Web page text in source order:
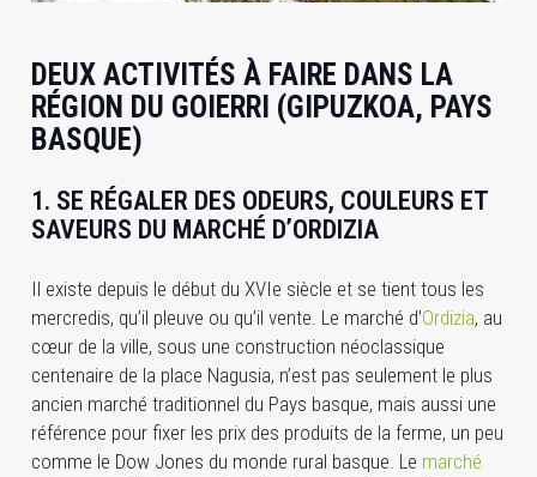
DEUX ACTIVITÉS À FAIRE DANS LA
RÉGION DU GOIERRI (GIPUZKOA, PAYS
BASQUE)
1. SE RÉGALER DES ODEURS, COULEURS ET
SAVEURS DU MARCHÉ D’ORDIZIA
Il existe depuis le début du XVIe siècle et se tient tous les
mercredis, qu’il pleuve ou qu’il vente. Le marché d’Ordizia, au
cœur de la ville, sous une construction néoclassique
centenaire de la place Nagusia, n’est pas seulement le plus
ancien marché traditionnel du Pays basque, mais aussi une
référence pour fixer les prix des produits de la ferme, un peu
comme le Dow Jones du monde rural basque. Le marché